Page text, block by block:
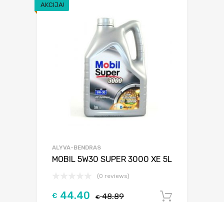
AKCIJA!
ALYVA-BENDRAS
MOBIL 5W30 SUPER 3000 XE 5L
(0 reviews)
€48.89
€ 44.40